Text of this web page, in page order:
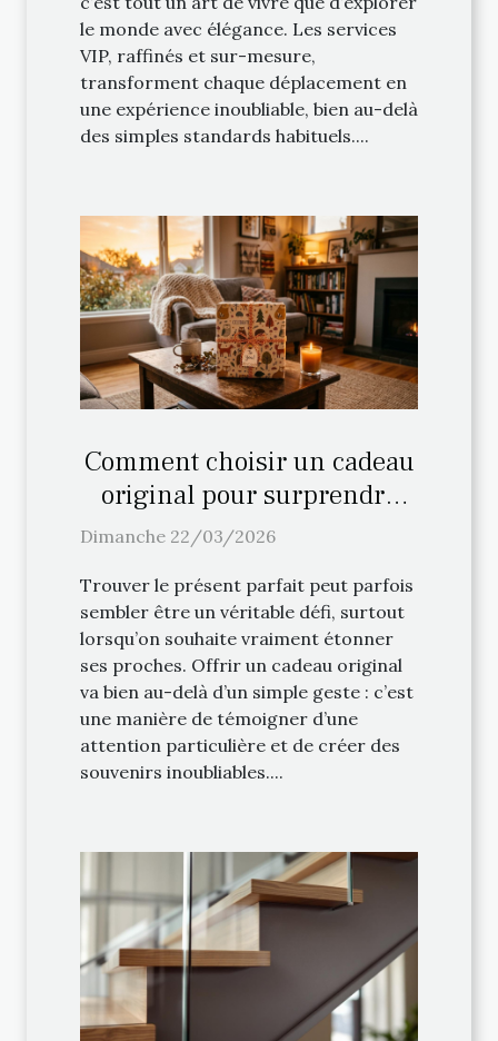
le monde avec élégance. Les services
VIP, raffinés et sur-mesure,
transforment chaque déplacement en
une expérience inoubliable, bien au-delà
des simples standards habituels....
Comment choisir un cadeau
original pour surprendre
vos proches ?
Dimanche 22/03/2026
Trouver le présent parfait peut parfois
sembler être un véritable défi, surtout
lorsqu’on souhaite vraiment étonner
ses proches. Offrir un cadeau original
va bien au-delà d’un simple geste : c’est
une manière de témoigner d’une
attention particulière et de créer des
souvenirs inoubliables....